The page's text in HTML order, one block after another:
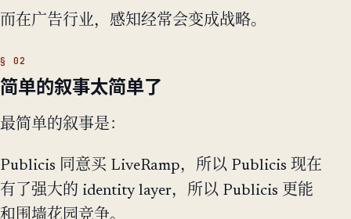
而在广告行业，感知经常会变成战略。
简单的叙事太简单了
最简单的叙事是：
Publicis 同意买 LiveRamp，所以 Publicis 现在
有了强大的 identity layer，所以 Publicis 更能
和围墙花园竞争。